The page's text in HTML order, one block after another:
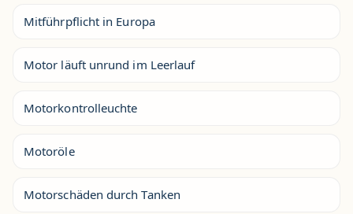
Mitführpflicht in Europa
Motor läuft unrund im Leerlauf
Motorkontrolleuchte
Motoröle
Motorschäden durch Tanken